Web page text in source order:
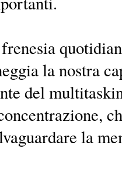
la nostra
del
la